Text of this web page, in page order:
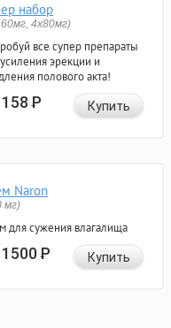
набор
4х80мг)
все супер препараты
эрекции и
полового акта!
158Р Купить
Naron
мг)
для сужения влагалища
1500Р Купить